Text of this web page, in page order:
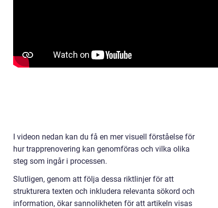
I videon nedan kan du få en mer visuell förståelse för
hur trapprenovering kan genomföras och vilka olika
steg som ingår i processen.
Slutligen, genom att följa dessa riktlinjer för att
strukturera texten och inkludera relevanta sökord och
information, ökar sannolikheten för att artikeln visas